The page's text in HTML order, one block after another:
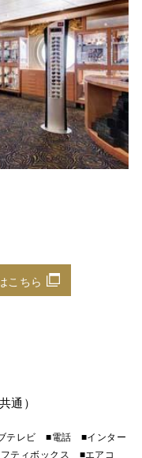
こちら
通）
テレビ ■電話 ■インター
ティボックス ■エアコ